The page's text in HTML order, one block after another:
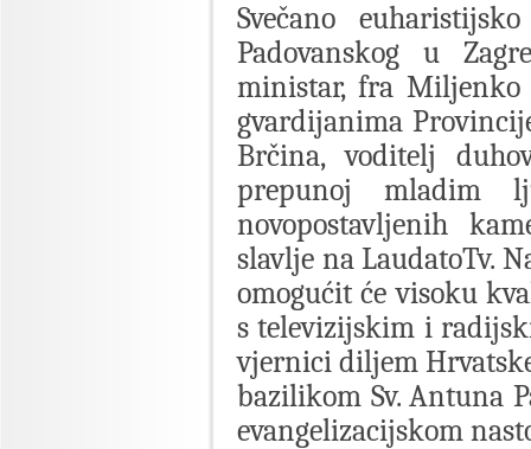
Svečano
Padovanskog u
ministar, fra
gvardijanima
Brčina, voditelj
prepunoj mladim
novopostavljenih
slavlje na LaudatoTv.
omogućit će visoku
s televizijskim i
vjernici diljem
bazilikom Sv. Antuna
evangelizacijskom